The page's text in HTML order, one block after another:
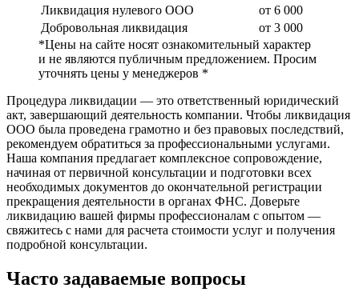
Ликвидация нулевого ООО
от 6 000
Добровольная ликвидация
от 3 000
*Цены на сайте носят ознакомительный характер
и не являются публичным предложением. Просим
уточнять цены у менеджеров *
Процедура ликвидации — это ответственный юридический
акт, завершающий деятельность компании. Чтобы ликвидация
ООО была проведена грамотно и без правовых последствий,
рекомендуем обратиться за профессиональными услугами.
Наша компания предлагает комплексное сопровождение,
начиная от первичной консультации и подготовки всех
необходимых документов до окончательной регистрации
прекращения деятельности в органах ФНС. Доверьте
ликвидацию вашей фирмы профессионалам с опытом —
свяжитесь с нами для расчета стоимости услуг и получения
подробной консультации.
Часто задаваемые вопросы